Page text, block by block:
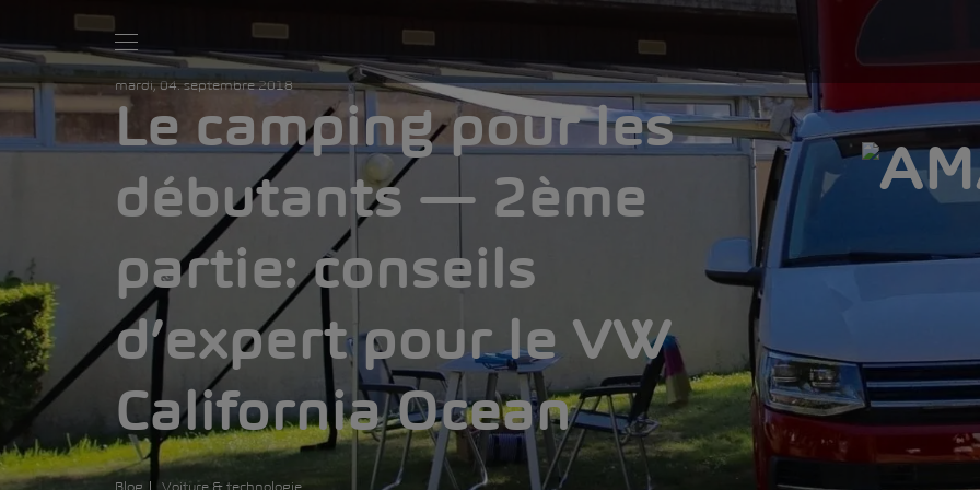
mardi, 04. septembre 2018
Le camping pour les
débutants — 2ème
partie: conseils
d’expert pour le VW
California Ocean
Blog Voiture & technologie